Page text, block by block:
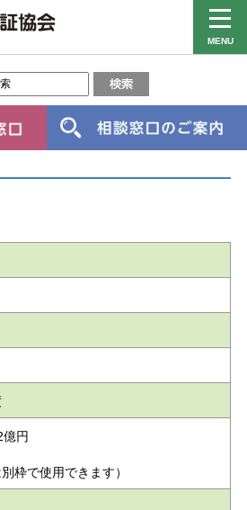
円
枠で使用できます）
MENU